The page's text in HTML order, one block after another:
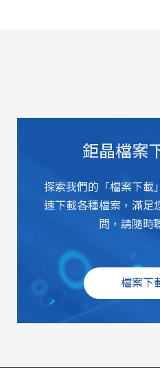
鉅晶檔案
探索我們的「檔案下載
速下載各種檔案，滿足
問，請隨時
檔案下